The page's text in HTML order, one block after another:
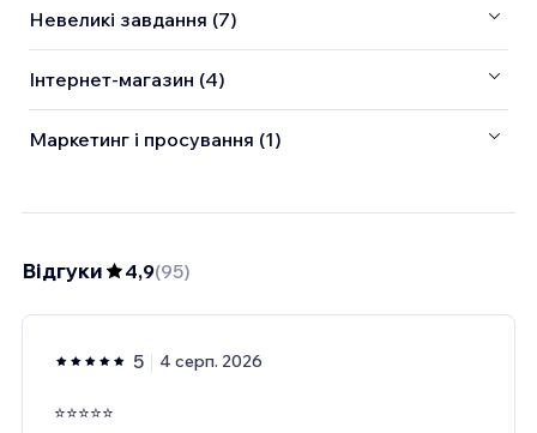
Невеликі завдання (7)
Інтернет-магазин (4)
Маркетинг і просування (1)
Відгуки 4,9(95)
5 4 серп. 2026
⭐⭐⭐⭐⭐